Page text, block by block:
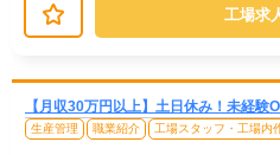
工場求
【月収30万円以上】土日休み！未経験
生産管理 職業紹介 工場スタッフ・工場内